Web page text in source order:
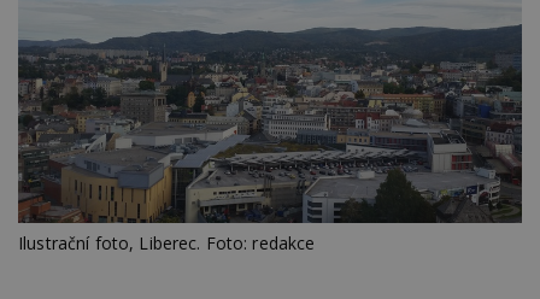
Ilustrační foto, Liberec. Foto: redakce